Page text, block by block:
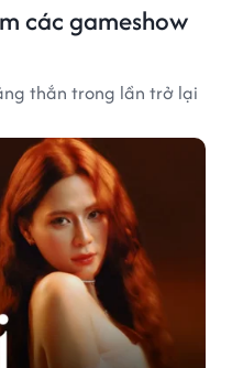
các gameshow
thắn trong lần trở lại